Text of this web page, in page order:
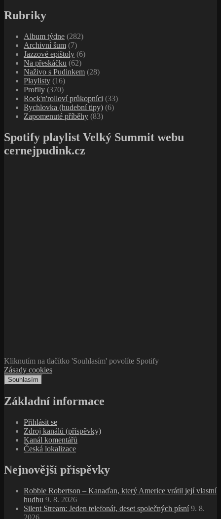
Rubriky
Album týdne (282)
Archivní šum (7)
Jazzové epištoly (6)
Na přeskáčku (62)
Naživo s Pudinkem (28)
Playlisty (16)
Profily (370)
Rock'n'rolloví průkopníci (33)
Rychlovka (hudební tipy) (6)
Zapomenuté příběhy (83)
Spotify playlist Velký Summit webu
cernejpudink.cz
Kliknutím na tlačítko 'Souhlasím' povolíte Spotify
Zásady cookies
Souhlasím
Základní informace
Přihlásit se
Zdroj kanálů (příspěvky)
Kanál komentářů
Česká lokalizace
Nejnovější příspěvky
Robbie Robertson – Kanaďan, který Americe vrátil její vlastní
hudbu 9. 8. 2026
Silent Stream: Jeden telefonát, deset společných písní 9. 8.
2026